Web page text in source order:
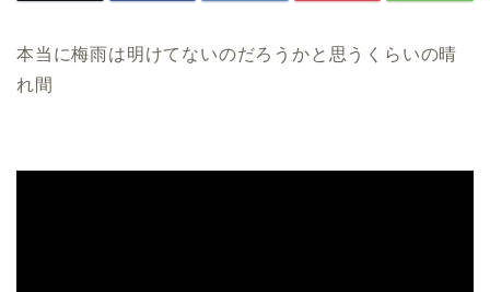
本当に梅雨は明けてないのだろうかと思うくらいの晴
れ間